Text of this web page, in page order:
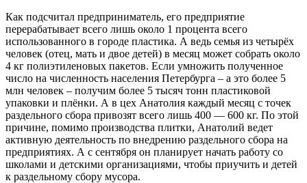
Как подсчитал предприниматель, его предприятие
перерабатывает всего лишь около 1 процента всего
использованного в городе пластика. А ведь семья из четырёх
человек (отец, мать и двое детей) в месяц может собрать около
4 кг полиэтиленовых пакетов. Если умножить полученное
число на численность населения Петербурга – а это более 5
млн человек – получим более 5 тысяч тонн пластиковой
упаковки и плёнки. А в цех Анатолия каждый месяц с точек
раздельного сбора привозят всего лишь 400 — 600 кг. По этой
причине, помимо производства плитки, Анатолий ведет
активную деятельность по внедрению раздельного сбора на
предприятиях. А с сентября он планирует начать работу со
школами и детскими организациями, чтобы приучить и детей
к раздельному сбору мусора.